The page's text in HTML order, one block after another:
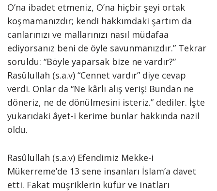
O’na ibadet etmeniz, O’na hiçbir şeyi ortak
koşmamanızdır; kendi hakkımdaki şartım da
canlarınızı ve mallarınızı nasıl müdafaa
ediyorsanız beni de öyle savunmanızdır.” Tekrar
soruldu: “Böyle yaparsak bize ne vardır?”
Rasûlullah (s.a.v) “Cennet vardır” diye cevap
verdi. Onlar da “Ne kârlı alış veriş! Bundan ne
döneriz, ne de dönülmesini isteriz.” dediler. İşte
yukarıdaki âyet-i kerime bunlar hakkında nazil
oldu.
Rasûlullah (s.a.v) Efendimiz Mekke-i
Mükerreme’de 13 sene insanları İslam’a davet
etti. Fakat müşriklerin küfür ve inatları